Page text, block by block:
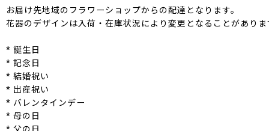
お届け先地域のフラワーショップからの配達となります。
花器のデザインは入荷・在庫状況により変更となることがありま
* 誕生日
* 記念日
* 結婚祝い
* 出産祝い
* バレンタインデー
* 母の日